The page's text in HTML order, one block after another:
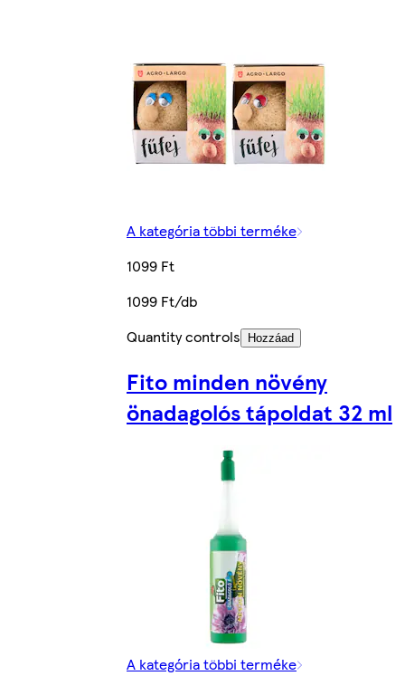
A kategória többi terméke
1099 Ft
1099 Ft/db
Quantity controls
Hozzáad
Fito minden növény
önadagolós tápoldat 32 ml
A kategória többi terméke